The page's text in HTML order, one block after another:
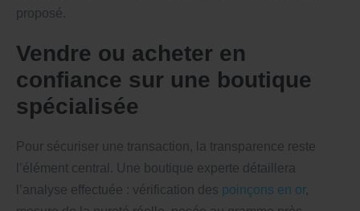
proposé.
Vendre ou acheter en
confiance sur une boutique
spécialisée
Pour sécuriser une transaction, la transparence reste
l’élément central. Une boutique experte détaillera
l’analyse effectuée : vérification des poinçons en or,